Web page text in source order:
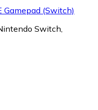
Gamepad (Switch)
Switch,